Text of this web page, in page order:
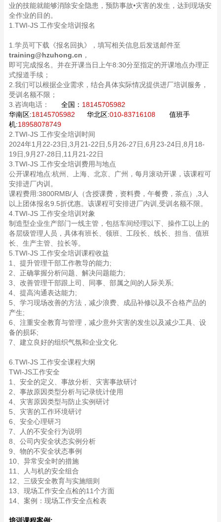
业的技能就能够消除安全隐患，预防事故•灾害的发生，达到现场安
全作业的目的。
1.TWI-JS 工作安全培训报名
1.学员可下载《报名回执》，填写相关信息后发送邮件至
training@hzuhong.cn ，
即可完成报名。并在开课当日上午8:30分至指定的开课地点办理正
式报道手续；
2.我们可以根据企业需求，结合具体实际情况提供进厂培训服务，
受训名额不限；
3.咨询电话：
全国： 18145705982
华南区:18145705982 华北区:010-83716108 值班手
机:18958078749
2.TWI-JS 工作安全培训时间
2024年1月22-23日,3月21-22日,5月26-27日,6月23-24日,8月18-
19日,9月27-28日,11月21-22日
3.TWI-JS 工作安全培训费用与地点
公开课程地点:杭州、上海、北京、广州，每月滚动开课，该课程可
安排进厂内训。
课程费用:3800RMB/人（含授课费，资料费，午餐费，茶点）,3人
以上团体报名9.5折优惠。该课程可安排进厂内训,受训名额不限。
4.TWI-JS 工作安全培训对象
制造型企业生产部门一线主管，包括车间经理以下、操作工以上的
各层级管理人员，具体有班长、领班、工段长、线长、担当、值班
长、生产主管、拉长等。
5.TWI-JS 工作安全培训课程收益
1、提升管理干部工作教导的能力;
2、正确掌握分析问题、解决问题能力;
3、改善管理干部跟上司、同事、部属之间的人际关系;
4、提高沟通表达能力;
5、学习现场改善的方法，减少浪费、成品补修以及不合格产品的
产生;
6、注重安全教育与管理，减少意外灾害的发生以及减少工具、设
备的损坏;
7、建立良好的组织气氛和企业文化.
6.TWI-JS 工作安全课程大纲
TWI-JS工作安全
1、安全的定义、事故分析、灾害事故研讨
2、事故原因类型分析与记录统计使用
4、灾害原因类型与防止实例研讨
5、灾害的工作环境研讨
6、安全心理研习
7、人的不安全行为说明
8、公司内安全状态实例分析
9、物的不安全状态事例
10、异常安全时的措施
11、人与机的安全组合
12、三级安全教育与实施细则
13、现场工作安全点检的11个方面
14、案例：现场工作安全点检表